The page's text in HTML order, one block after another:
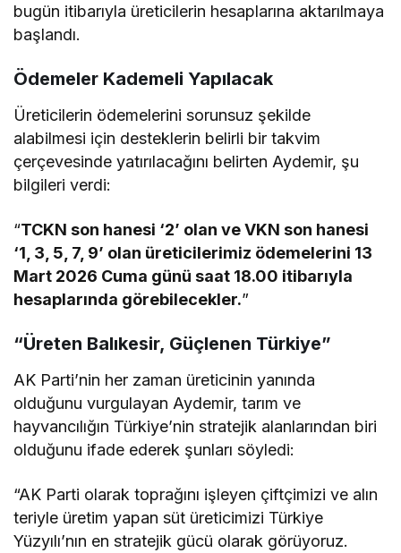
bugün itibarıyla üreticilerin hesaplarına aktarılmaya
başlandı.
Ödemeler Kademeli Yapılacak
Üreticilerin ödemelerini sorunsuz şekilde
alabilmesi için desteklerin belirli bir takvim
çerçevesinde yatırılacağını belirten Aydemir, şu
bilgileri verdi:
“TCKN son hanesi ‘2’ olan ve VKN son hanesi
‘1, 3, 5, 7, 9’ olan üreticilerimiz ödemelerini 13
Mart 2026 Cuma günü saat 18.00 itibarıyla
hesaplarında görebilecekler.”
“Üreten Balıkesir, Güçlenen Türkiye”
AK Parti’nin her zaman üreticinin yanında
olduğunu vurgulayan Aydemir, tarım ve
hayvancılığın Türkiye’nin stratejik alanlarından biri
olduğunu ifade ederek şunları söyledi:
“AK Parti olarak toprağını işleyen çiftçimizi ve alın
teriyle üretim yapan süt üreticimizi Türkiye
Yüzyılı’nın en stratejik gücü olarak görüyoruz.